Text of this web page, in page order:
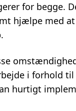
for begge.
hjælpe med
i forhold
hurtigt